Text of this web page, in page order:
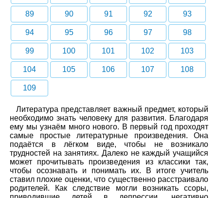
89 90 91 92 93
94 95 96 97 98
99 100 101 102 103
104 105 106 107 108
109
Литература представляет важный предмет, который
необходимо знать человеку для развития. Благодаря
ему мы узнаём много нового. В первый год проходят
самые простые литературные произведения. Она
подаётся в лёгком виде, чтобы не возникало
трудностей на занятиях. Далеко не каждый учащийся
может прочитывать произведения из классики так,
чтобы осознавать и понимать их. В итоге учитель
ставил плохие оценки, что существенно расстраивало
родителей. Как следствие могли возникать ссоры,